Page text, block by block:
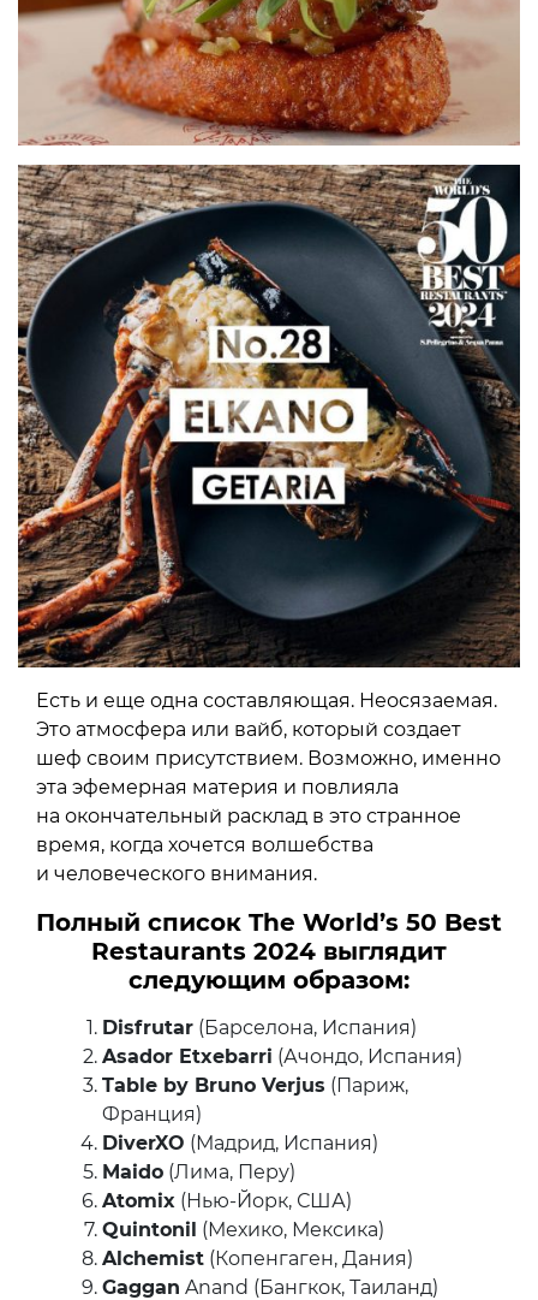
Есть и еще одна составляющая. Неосязаемая.
Это атмосфера или вайб, который создает
шеф своим присутствием. Возможно, именно
эта эфемерная материя и повлияла
на окончательный расклад в это странное
время, когда хочется волшебства
и человеческого внимания.
Полный список The World’s 50 Best
Restaurants 2024 выглядит
следующим образом:
Disfrutar (Барселона, Испания)
Asador Etxebarri (Ачондо, Испания)
Table by Bruno Verjus (Париж,
Франция)
DiverXO (Мадрид, Испания)
Maido (Лима, Перу)
Atomix (Нью-Йорк, США)
Quintonil (Мехико, Мексика)
Alchemist (Копенгаген, Дания)
Gaggan Anand (Бангкок, Таиланд)